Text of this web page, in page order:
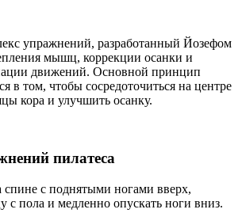
упражнений, разработанный Йозефом
мышц, коррекции осанки и
движений. Основной принцип
в том, чтобы сосредоточиться на центре
кора и улучшить осанку.
пилатеса
с поднятыми ногами вверх,
с пола и медленно опускать ноги вниз.